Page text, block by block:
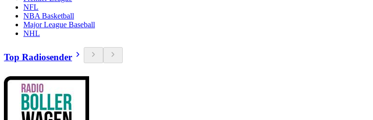
NFL
NBA Basketball
Major League Baseball
NHL
Top Radiosender